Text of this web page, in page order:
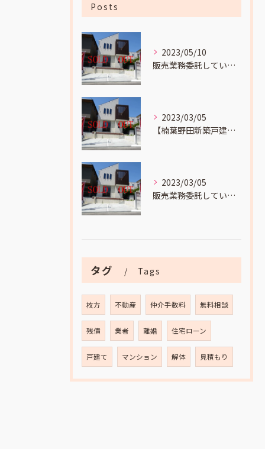
Posts
2023/05/10
販売業務委託していました
2023/03/05
【楠葉野田新築戸建成約】までの流れをお伝えします。
2023/03/05
販売業務委託していました
タグ Tags
枚方 不動産 仲介手数料 無料相談
残債 業者 離婚 住宅ローン
戸建て マンション 解体 見積もり